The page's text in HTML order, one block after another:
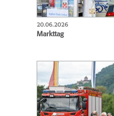
20.06.2026
Markttag